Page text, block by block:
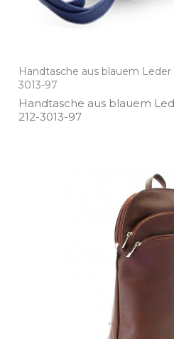
Handtasche aus blauem
3013-97
Handtasche aus blauem
212­-3013­-97